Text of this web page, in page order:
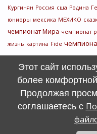
Кургинян Россия сша Родина
юниоры мексика МЕХИКО
чемпионат Мира чемпионат
жизнь картина Fide
Этот сайт
более
Продолжая
соглашаетесь с